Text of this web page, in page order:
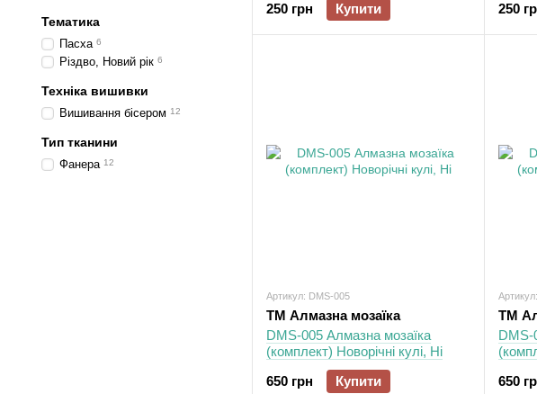
250 грн
Купити
250
Артикул: DMS-005
ТМ Алмазна мозаїка
DMS-005 Алмазна мозаїка
(комплект) Новорічні кулі, Ні
650 грн
Купити
ТМ
DMS-
650
Тематика
Пасха 6
Різдво, Новий рік 6
Техніка вишивки
Вишивання бісером 12
Тип тканини
Фанера 12